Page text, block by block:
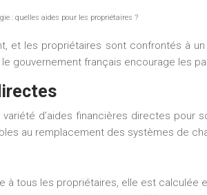
: quelles aides pour les propriétaires ?
et les propriétaires sont confrontés à
gouvernement français encourage les
d’aides financières directes
au remplacement des systèmes de
à tous les propriétaires, elle est calculée